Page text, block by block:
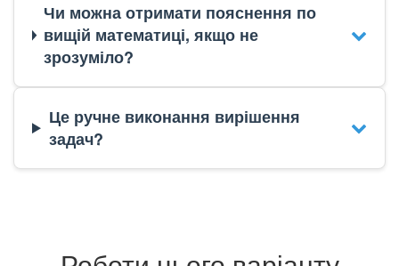
Чи можна отримати пояснення по
вищій математиці, якщо не
зрозуміло?
Це ручне виконання вирішення
задач?